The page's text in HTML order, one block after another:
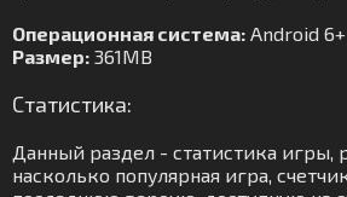
Операционная система: Android 6+
Размер: 361MB
Статистика:
Данный раздел - статистика игры,
насколько популярная игра,